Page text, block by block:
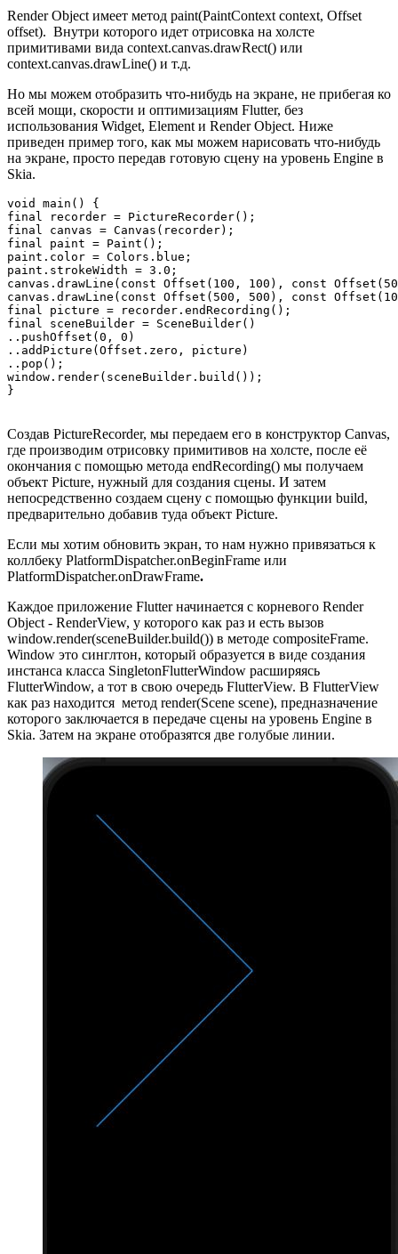
Render Object имеет метод paint(PaintContext context, Offset
offset). Внутри которого идет отрисовка на холсте
примитивами вида context.canvas.drawRect() или
context.canvas.drawLine() и т.д.
Но мы можем отобразить что-нибудь на экране, не прибегая ко
всей мощи, скорости и оптимизациям Flutter, без
использования Widget, Element и Render Object. Ниже
приведен пример того, как мы можем нарисовать что-нибудь
на экране, просто передав готовую сцену на уровень Engine в
Skia.
void main() {
final recorder = PictureRecorder();
final canvas = Canvas(recorder);
final paint = Paint();
paint.color = Colors.blue;
paint.strokeWidth = 3.0;
canvas.drawLine(const Offset(100, 100), const
canvas.drawLine(const Offset(500, 500), const
final picture = recorder.endRecording();
final sceneBuilder = SceneBuilder()
..pushOffset(0, 0)
..addPicture(Offset.zero, picture)
..pop();
window.render(sceneBuilder.build());
}
Создав PictureRecorder, мы передаем его в конструктор Canvas,
где производим отрисовку примитивов на холсте, после её
окончания с помощью метода endRecording() мы получаем
объект Picture, нужный для создания сцены. И затем
непосредственно создаем сцену с помощью функции build,
предварительно добавив туда объект Picture.
Если мы хотим обновить экран, то нам нужно привязаться к
коллбеку PlatformDispatcher.onBeginFrame или
PlatformDispatcher.onDrawFrame.
Каждое приложение Flutter начинается с корневого Render
Object - RenderView, у которого как раз и есть вызов
window.render(sceneBuilder.build()) в методе compositeFrame.
Window это синглтон, который образуется в виде создания
инстанса класса SingletonFlutterWindow расширяясь
FlutterWindow, а тот в свою очередь FlutterView. В FlutterView
как раз находится метод render(Scene scene), предназначение
которого заключается в передаче сцены на уровень Engine в
Skia. Затем на экране отобразятся две голубые линии.